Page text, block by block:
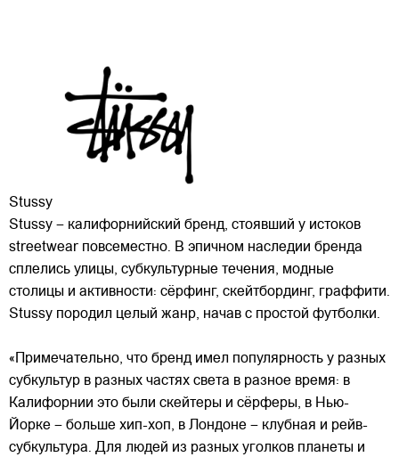
Stussy
Stussy – калифорнийский бренд, стоявший у истоков
streetwear повсеместно. В эпичном наследии бренда
сплелись улицы, субкультурные течения, модные
столицы и активности: сёрфинг, скейтбординг, граффити.
Stussy породил целый жанр, начав с простой футболки.
«Примечательно, что бренд имел популярность у разных
субкультур в разных частях света в разное время: в
Калифорнии это были скейтеры и сёрферы, в Нью-
Йорке – больше хип-хоп, в Лондоне – клубная и рейв-
субкультура. Для людей из разных уголков планеты и